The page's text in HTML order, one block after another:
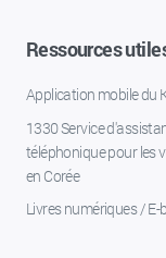
Ressources
Application mobile du
1330 Service
téléphonique pour les
en Corée
Livres numériques / E-